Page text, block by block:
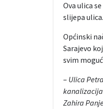
Ova ulica
slijepa ulica.
Općinski
Sarajevo
svim
– Ulica
kanalizacija
Zahira